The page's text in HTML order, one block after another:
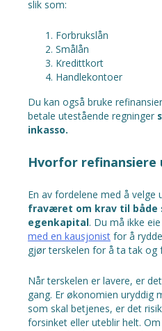
slik som:
Forbrukslån
Smålån
Kredittkort
Handlekontoer
Du kan også bruke
betale utestående regninger
inkasso.
Hvorfor refinansiere
En av fordelene med å velge
fraværet om krav til både
egenkapital. Du må ikke
med en kausjonist for å
gjør terskelen for å ta tak og
Når terskelen er lavere, er
gang. Er økonomien uryddig
som skal betjenes, er det
forsinket eller uteblir helt.